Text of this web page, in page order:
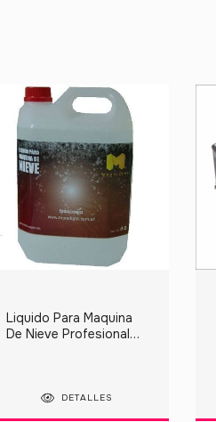
Liquido Para Maquina
De Nieve Profesional
DETALLES